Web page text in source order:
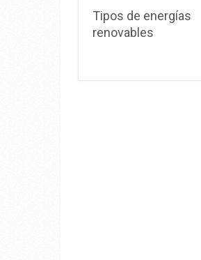
Tipos de energías
renovables